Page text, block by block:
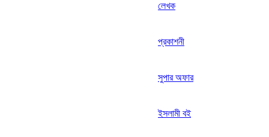
লেখক
প্রকাশনী
সুপার অফার
ইসলামী বই